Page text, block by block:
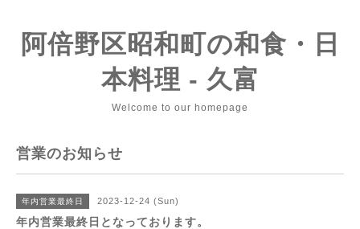
阿倍野区昭和町の和食・日
本料理 - 久富
Welcome to our homepage
営業のお知らせ
年内営業最終日 2023-12-24 (Sun)
年内営業最終日となっております。